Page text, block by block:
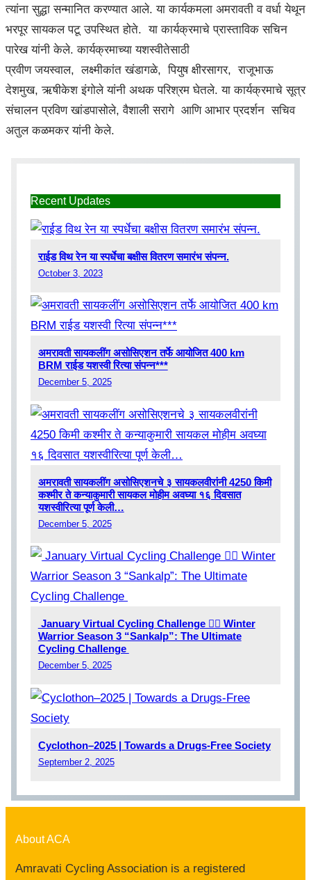
त्यांना सुद्धा सन्मानित करण्यात आले. या कार्यकमला अमरावती व वर्धा येथून
भरपूर सायकल पटू उपस्थित होते. या कार्यक्रमाचे प्रास्ताविक सचिन
पारेख यांनी केले. कार्यक्रमाच्या यशस्वीतेसाठी
प्रवीण जयस्वाल, लक्ष्मीकांत खंडागळे, पियुष क्षीरसागर, राजूभाऊ
देशमुख, ऋषीकेश इंगोले यांनी अथक परिश्रम घेतले. या कार्यक्रमाचे सूत्र
संचालन प्रविण खांडपासोले, वैशाली सरागे आणि आभार प्रदर्शन सचिव
अतुल कळमकर यांनी केले.
Recent Updates
राईड विथ रेन या स्पर्धेचा बक्षीस वितरण समारंभ संपन्न.
October 3, 2023
अमरावती सायकलींग असोसिएशन तर्फे आयोजित 400 km
BRM राईड यशस्वी रित्या संपन्न***
December 5, 2025
अमरावती सायकलींग असोसिएशनचे ३ सायकलवीरांनी 4250 किमी
कश्मीर ते कन्याकुमारी सायकल मोहीम अवघ्या १६ दिवसात
यशस्वीरित्या पूर्ण केली…
December 5, 2025
January Virtual Cycling Challenge 🚵‍♂️ Winter
Warrior Season 3 “Sankalp”: The Ultimate
Cycling Challenge
December 5, 2025
Cyclothon–2025 | Towards a Drugs-Free Society
September 2, 2025
About ACA
Amravati Cycling Association is a registered